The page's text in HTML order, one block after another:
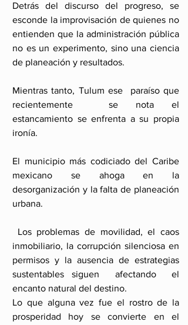
Detrás del discurso del progreso, se
esconde la improvisación de quienes no
entienden que la administración pública
no es un experimento, sino una ciencia
de planeación y resultados.
Mientras tanto, Tulum ese  paraíso que
recientemente  se nota el
estancamiento se enfrenta a su propia
ironía.
El municipio más codiciado del Caribe
mexicano se ahoga en la
desorganización y la falta de planeación
urbana.
Los problemas de movilidad, el caos
inmobiliario, la corrupción silenciosa en
permisos y la ausencia de estrategias
sustentables siguen  afectando  el
encanto natural del destino.
Lo que alguna vez fue el rostro de la
prosperidad hoy se convierte en el